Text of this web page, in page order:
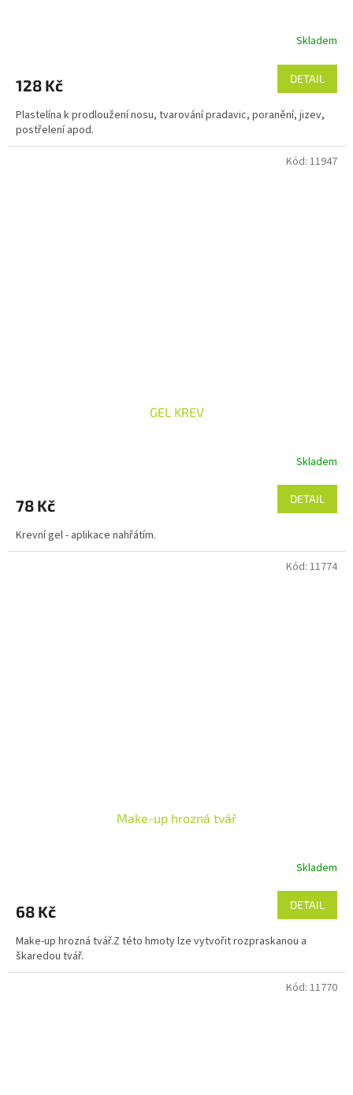
Skladem
128 Kč DETAIL
Plastelína k prodloužení nosu, tvarování pradavic, poranění, jizev,
postřelení apod.
GEL KREV
Skladem
78 Kč DETAIL
Krevní gel - aplikace nahřátím.
Kód: 11947
Make-up hrozná tvář
Skladem
68 Kč DETAIL
Make-up hrozná tvář.Z této hmoty lze vytvořit rozpraskanou a
škaredou tvář.
Kód: 11774
Kód: 11770